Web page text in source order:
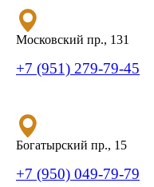
Московский пр., 131
+7 (951) 279-79-45
Богатырский пр., 15
+7 (950) 049-79-79